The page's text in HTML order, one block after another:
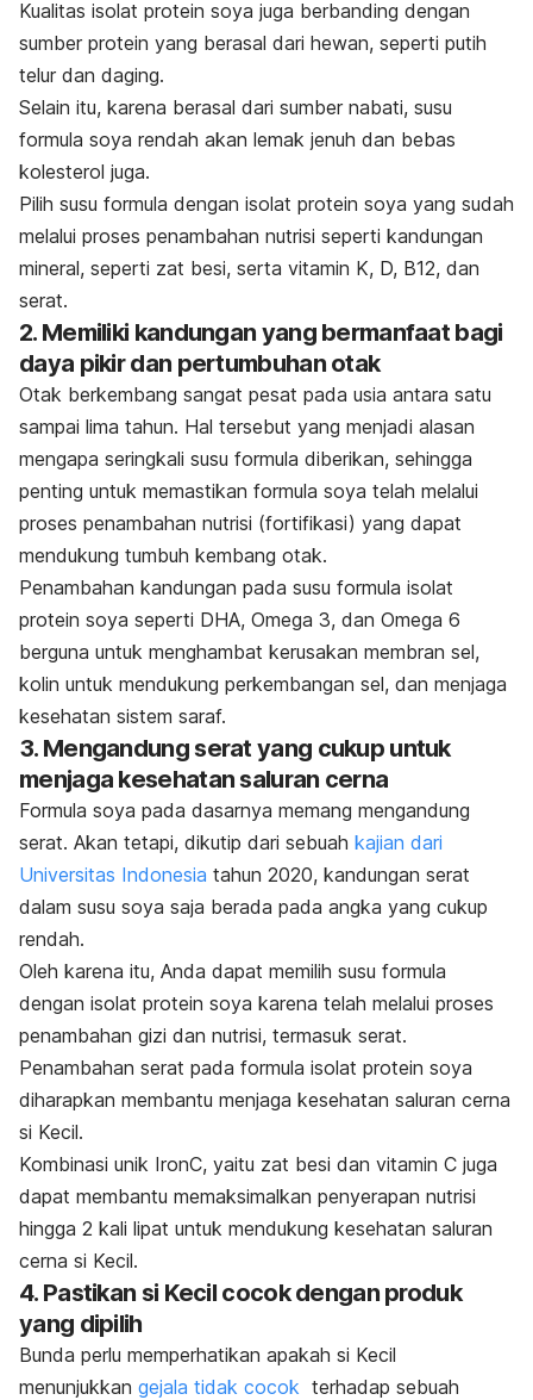
Kualitas isolat protein soya juga berbanding dengan
sumber protein yang berasal dari hewan, seperti putih
telur dan daging.
Selain itu, karena berasal dari sumber nabati, susu
formula soya rendah akan lemak jenuh dan bebas
kolesterol juga.
Pilih susu formula dengan isolat protein soya yang sudah
melalui proses penambahan nutrisi seperti kandungan
mineral, seperti zat besi, serta vitamin K, D, B12, dan
serat.
2. Memiliki kandungan yang bermanfaat bagi
daya pikir dan pertumbuhan otak
Otak berkembang sangat pesat pada usia antara satu
sampai lima tahun. Hal tersebut yang menjadi alasan
mengapa seringkali susu formula diberikan, sehingga
penting untuk memastikan formula soya telah melalui
proses penambahan nutrisi (fortifikasi) yang dapat
mendukung tumbuh kembang otak.
Penambahan kandungan pada susu formula isolat
protein soya seperti DHA, Omega 3, dan Omega 6
berguna untuk menghambat kerusakan membran sel,
kolin untuk mendukung perkembangan sel, dan menjaga
kesehatan sistem saraf.
3. Mengandung serat yang cukup untuk
menjaga kesehatan saluran cerna
Formula soya pada dasarnya memang mengandung
serat. Akan tetapi, dikutip dari sebuah kajian dari
Universitas Indonesia tahun 2020, kandungan serat
dalam susu soya saja berada pada angka yang cukup
rendah.
Oleh karena itu, Anda dapat memilih susu formula
dengan isolat protein soya karena telah melalui proses
penambahan gizi dan nutrisi, termasuk serat.
Penambahan serat pada formula isolat protein soya
diharapkan membantu menjaga kesehatan saluran cerna
si Kecil.
Kombinasi unik IronC, yaitu zat besi dan vitamin C juga
dapat membantu memaksimalkan penyerapan nutrisi
hingga 2 kali lipat untuk mendukung kesehatan saluran
cerna si Kecil.
4. Pastikan si Kecil cocok dengan produk
yang dipilih
Bunda perlu memperhatikan apakah si Kecil
menunjukkan gejala tidak cocok terhadap sebuah